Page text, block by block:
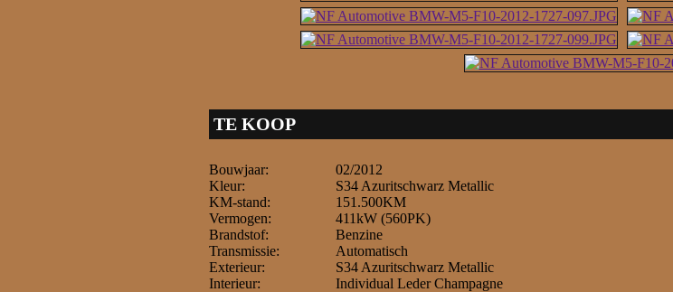
TE KOOP
Bouwjaar:
02/2012
Kleur:
S34 Azuritschwarz Metallic
KM-stand:
151.500KM
Vermogen:
411kW (560PK)
Brandstof:
Benzine
Transmissie:
Automatisch
Exterieur:
S34 Azuritschwarz Metallic
Interieur:
Individual Leder Champagne